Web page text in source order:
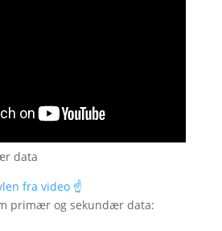
data
fra video ☝️
primær og sekundær data: